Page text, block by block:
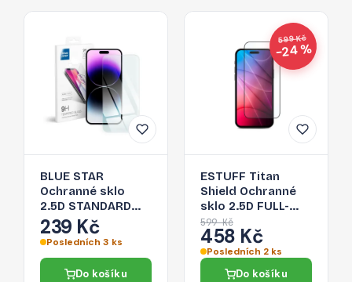
BLUE STAR
Ochranné sklo
2.5D STANDARD
0.3mm pro iPhone
14 Pro Max, čiré
239 Kč
Posledních 3 ks
Do košíku
599 Kč
−24 %
ESTUFF Titan
Shield Ochranné
sklo 2.5D FULL-
COVER 0.33mm
pro iPhone 14 Pro
Max, černý
rámeček
599 Kč
458 Kč
Posledních 2 ks
Do košíku